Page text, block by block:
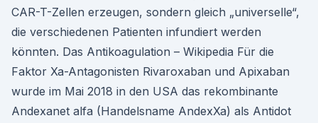
CAR-T-Zellen erzeugen, sondern gleich „universelle“,
die verschiedenen Patienten infundiert werden
könnten. Das Antikoagulation – Wikipedia Für die
Faktor Xa-Antagonisten Rivaroxaban und Apixaban
wurde im Mai 2018 in den USA das rekombinante
Andexanet alfa (Handelsname AndexXa) als Antidot